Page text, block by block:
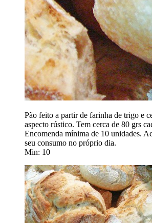
Pão feito a partir de farinha de trigo e
aspecto rústico. Tem cerca de 80 grs
Encomenda mínima de 10 unidades.
seu consumo no próprio dia.
Min: 10